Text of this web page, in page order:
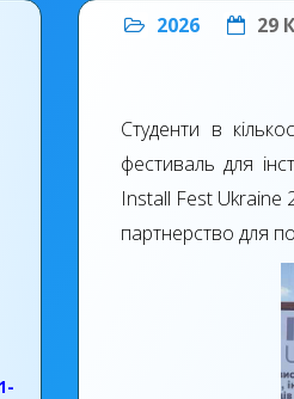
2026 29
Студенти в
фестиваль для
Install Fest Ukraine
партнерство для